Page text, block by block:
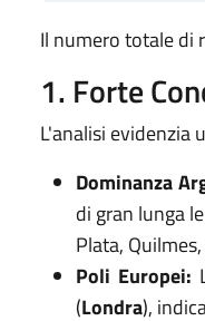
Il numero totale di
1. Forte
L'analisi evidenzia
Dominanza
di gran lunga
Plata,
Poli Europei:
(Londra),